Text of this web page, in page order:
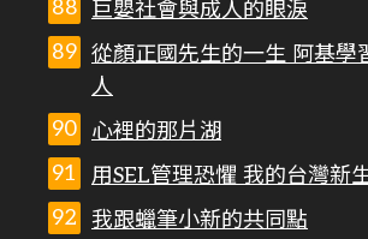
巨嬰社會與成人的眼淚
從顏正國先生的一生 阿基學
人
心裡的那片湖
用SEL管理恐懼 我的台灣新
我跟蠟筆小新的共同點